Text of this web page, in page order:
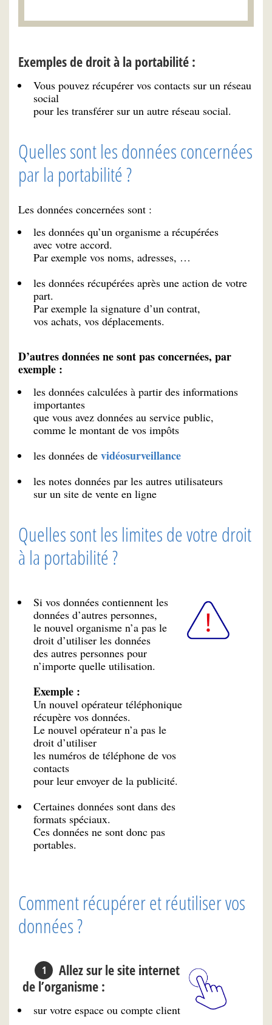
Exemples de droit à la portabilité :
Vous pouvez récupérer vos contacts sur un réseau
social
pour les transférer sur un autre réseau social.
Quelles sont les données concernées
par la portabilité ?
Les données concernées sont :
les données qu’un organisme a récupérées
avec votre accord.
Par exemple vos noms, adresses, …
les données récupérées après une action de votre
part.
Par exemple la signature d’un contrat,
vos achats, vos déplacements.
D’autres données ne sont pas concernées, par
exemple :
les données calculées à partir des informations
importantes
que vous avez données au service public,
comme le montant de vos impôts
les données de vidéosurveillance
les notes données par les autres utilisateurs
sur un site de vente en ligne
Quelles sont les limites de votre droit
à la portabilité ?
Si vos données contiennent les
données d’autres personnes,
le nouvel organisme n’a pas le
droit d’utiliser les données
des autres personnes pour
n’importe quelle utilisation.
Exemple :
Un nouvel opérateur téléphonique
récupère vos données.
Le nouvel opérateur n’a pas le
droit d’utiliser
les numéros de téléphone de vos
contacts
pour leur envoyer de la publicité.
Certaines données sont dans des
formats spéciaux.
Ces données ne sont donc pas
portables.
Comment récupérer et réutiliser vos
données ?
Allez sur le site internet
de l’organisme :
sur votre espace ou compte client